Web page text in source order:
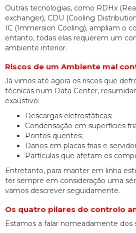
Outras tecnologias, como RDHx
exchanger), CDU (Cooling
IC (Immersion Cooling), ampliam o
entanto, todas elas requerem um
ambiente interior.
Riscos de um Ambiente mal
Já vimos até agora os riscos que
técnicas num Data Center,
exaustivo:
Descargas eletrostáticas;
Condensação em superfícies
Pontos quentes;
Danos em placas frias e
Partículas que afetam os
Entretanto, para manter em linha
ter sempre em consideração uma
vamos descrever seguidamente.
Os quatro pilares do controlo
Estamos a falar nomeadamente dos